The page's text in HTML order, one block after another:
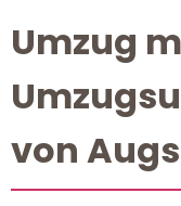
Umzug
von